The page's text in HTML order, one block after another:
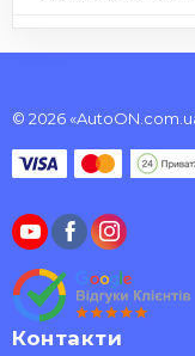
© 2026
Контакти